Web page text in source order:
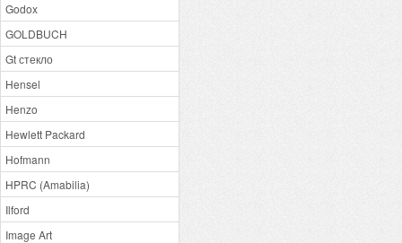
Godox
GOLDBUCH
Gt стекло
Hensel
Henzo
Hewlett Packard
Hofmann
HPRC (Amabilia)
Ilford
Image Art